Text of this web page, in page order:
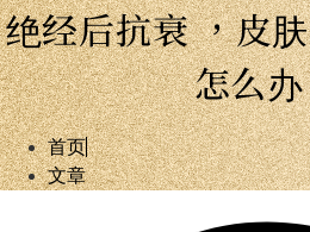
绝经后抗衰 ，皮
怎么
首页
文章